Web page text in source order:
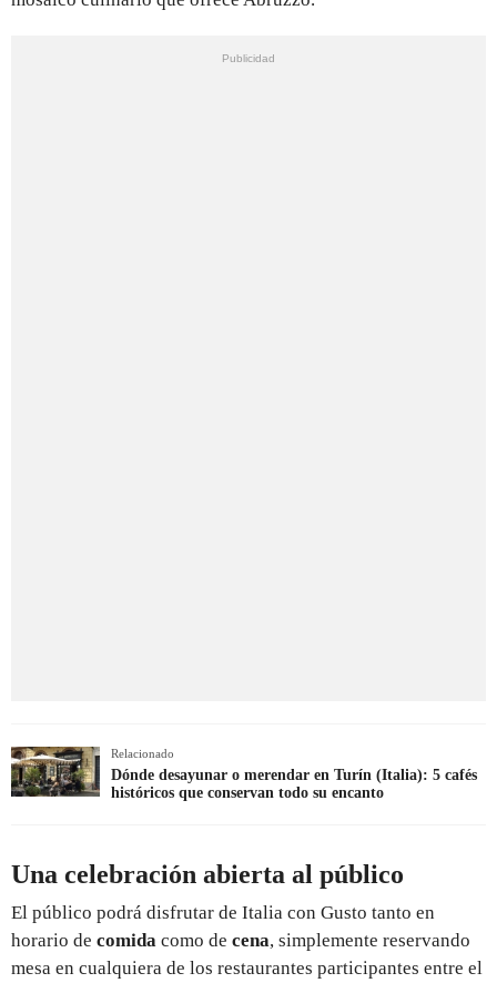
Relacionado
Dónde desayunar o merendar en Turín (Italia): 5 cafés
históricos que conservan todo su encanto
Una celebración abierta al público
El público podrá disfrutar de Italia con Gusto tanto en
horario de comida como de cena, simplemente reservando
mesa en cualquiera de los restaurantes participantes entre el